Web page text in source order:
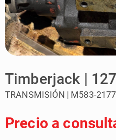
Timberjack |
TRANSMISIÓN | M583-2177
Precio a